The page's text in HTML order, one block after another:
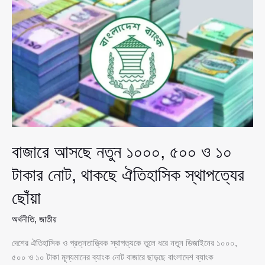
হওয়ার
প্রতিযোগিতা
চলছে:
নাহিদ
ইসলাম
বাজারে আসছে নতুন ১০০০, ৫০০ ও ১০
টাকার নোট, থাকছে ঐতিহাসিক স্থাপত্যের
ছোঁয়া
অর্থনীতি, জাতীয়
দেশের ঐতিহাসিক ও প্রত্নতাত্ত্বিক স্থাপত্যকে তুলে ধরে নতুন ডিজাইনের ১০০০,
৫০০ ও ১০ টাকা মূল্যমানের ব্যাংক নোট বাজারে ছাড়ছে বাংলাদেশ ব্যাংক